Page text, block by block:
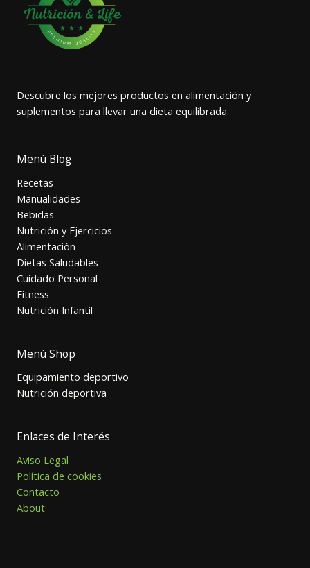
Descubre los mejores productos en alimentación y
suplementos para llevar una dieta equilibrada.
Menú Blog
Recetas
Manualidades
Bebidas
Nutrición y Ejercicios
Alimentación
Dietas Saludables
Cuidado Personal
Fitness
Nutrición Infantil
Menú Shop
Equipamiento deportivo
Nutrición deportiva
Enlaces de Interés
Aviso Legal
Política de cookies
Contacto
About